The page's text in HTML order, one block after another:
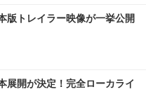
版トレイラー映像が一挙公開
展開が決定！完全ローカライ